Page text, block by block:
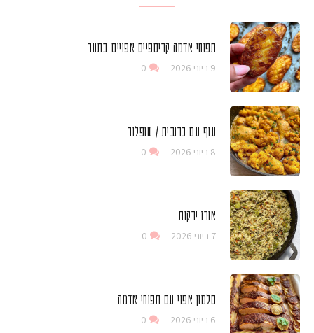
תפוחי אדמה קריספיים אפויים בתנור
9 ביוני 2026 0
עוף עם כרובית / שופלור
8 ביוני 2026 0
אורז ירקות
7 ביוני 2026 0
סלמון אפוי עם תפוחי אדמה
6 ביוני 2026 0